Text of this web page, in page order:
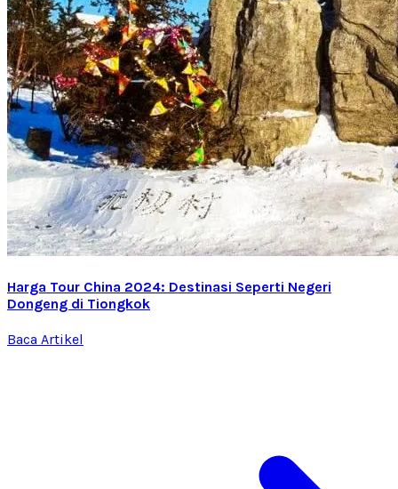
Harga Tour China 2024: Destinasi Seperti Negeri
Dongeng di Tiongkok
Baca Artikel